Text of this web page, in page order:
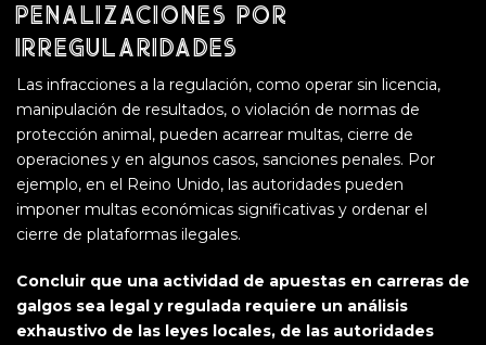
penalizaciones por
irregularidades
Las infracciones a la regulación, como operar sin licencia,
manipulación de resultados, o violación de normas de
protección animal, pueden acarrear multas, cierre de
operaciones y en algunos casos, sanciones penales. Por
ejemplo, en el Reino Unido, las autoridades pueden
imponer multas económicas significativas y ordenar el
cierre de plataformas ilegales.
Concluir que una actividad de apuestas en carreras de
galgos sea legal y regulada requiere un análisis
exhaustivo de las leyes locales, de las autoridades